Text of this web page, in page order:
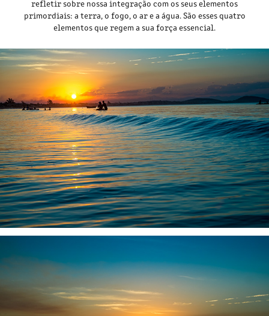
refletir sobre nossa integração com os seus elementos
primordiais: a terra, o fogo, o ar e a água. São esses quatro
elementos que regem a sua força essencial.